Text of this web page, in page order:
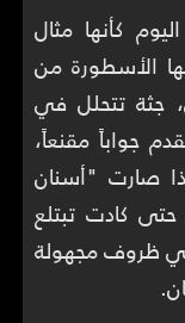
كأنها مثال
الأسطورة من
جثة تتحلل في
جواباً مقنعاً،
صارت "أسنان
كادت تبتلع
ظروف مجهولة